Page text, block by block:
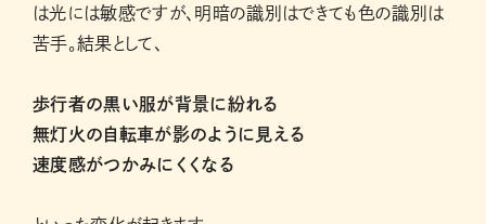
は光には敏感ですが、明暗の識別はできても色の識別は
苦手。結果として、
歩行者の黒い服が背景に紛れる
無灯火の自転車が影のように見える
速度感がつかみにくくなる